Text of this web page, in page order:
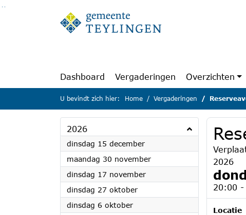
Ga naar de inhoud van deze pagina
Ga naar het zoeken
Ga naar het menu
Dashboard Vergaderingen Overzichten
U bevindt zich hier: Home Vergaderingen
2026
dinsdag 15 december2026
maandag 30 november2026
dinsdag 17 november2026
dinsdag 27 oktober2026
dinsdag 6 oktober2026
2026
20:00
Locatie